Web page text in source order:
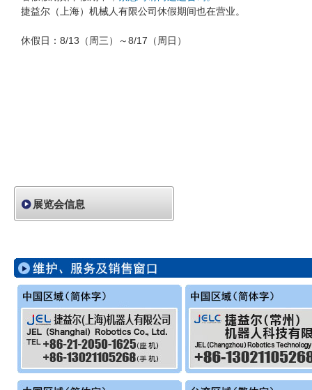
捷益尔（上海）机械人有限公司休假期间也在营业。
休假日：8/13（周三）～8/17（周日）
展览会信息